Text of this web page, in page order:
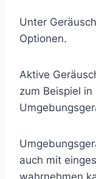
Unter
Optionen.
Aktive
zum Beispiel
auch mit
wahrnehmen